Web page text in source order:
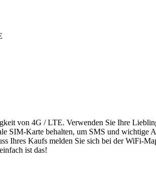
von 4G / LTE. Verwenden Sie Ihre
SIM-Karte behalten, um SMS und
Ihres Kaufs melden Sie sich bei der WiFi-
ist das!